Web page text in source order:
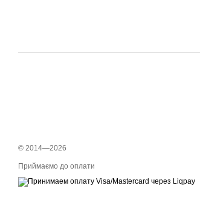
© 2014—2026
Приймаємо до оплати